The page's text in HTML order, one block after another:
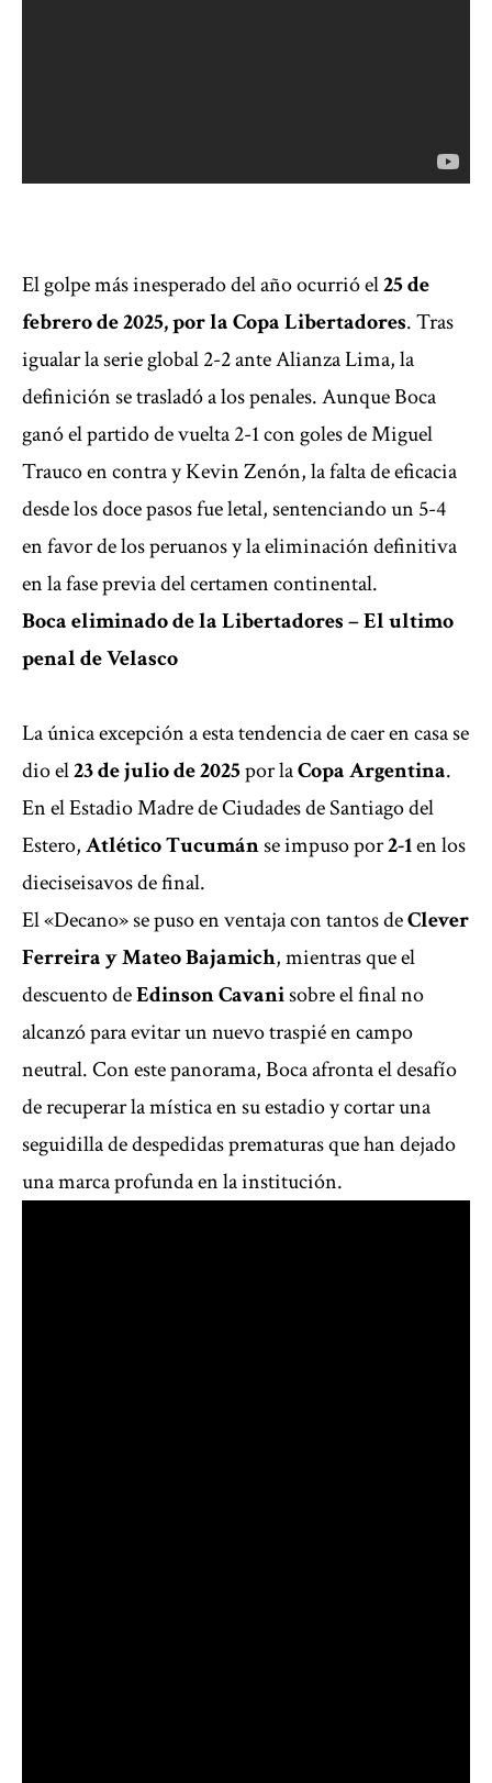
El golpe más inesperado del año ocurrió el25 de
febrero de 2025, por la Copa Libertadores. Tras
igualar la serie global 2-2 ante Alianza Lima, la
definición se trasladó a los penales. Aunque Boca
ganó el partido de vuelta 2-1 con goles de Miguel
Trauco en contra y Kevin Zenón, la falta de eficacia
desde los doce pasos fue letal, sentenciando un 5-4
en favor de los peruanos y la eliminación definitiva
en la fase previa del certamen continental.
Boca eliminado de la Libertadores – El ultimo
penal de Velasco
La única excepción a esta tendencia de caer en casa se
dio el23 de julio de 2025por laCopa Argentina.
En el Estadio Madre de Ciudades de Santiago del
Estero,Atlético Tucumánse impuso por2-1en los
dieciseisavos de final.
El «Decano» se puso en ventaja con tantos deClever
Ferreira y Mateo Bajamich, mientras que el
descuento deEdinson Cavanisobre el final no
alcanzó para evitar un nuevo traspié en campo
neutral. Con este panorama, Boca afronta el desafío
de recuperar la mística en su estadio y cortar una
seguidilla de despedidas prematuras que han dejado
una marca profunda en la institución.